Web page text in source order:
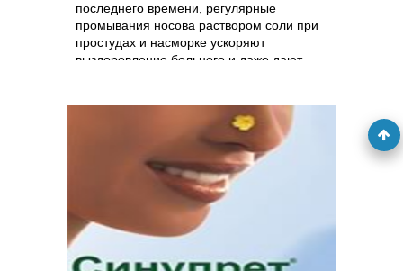
последнего времени, регулярные
промывания носова раствором соли при
простудах и насморке ускоряют
выздоровление больного и даже дают